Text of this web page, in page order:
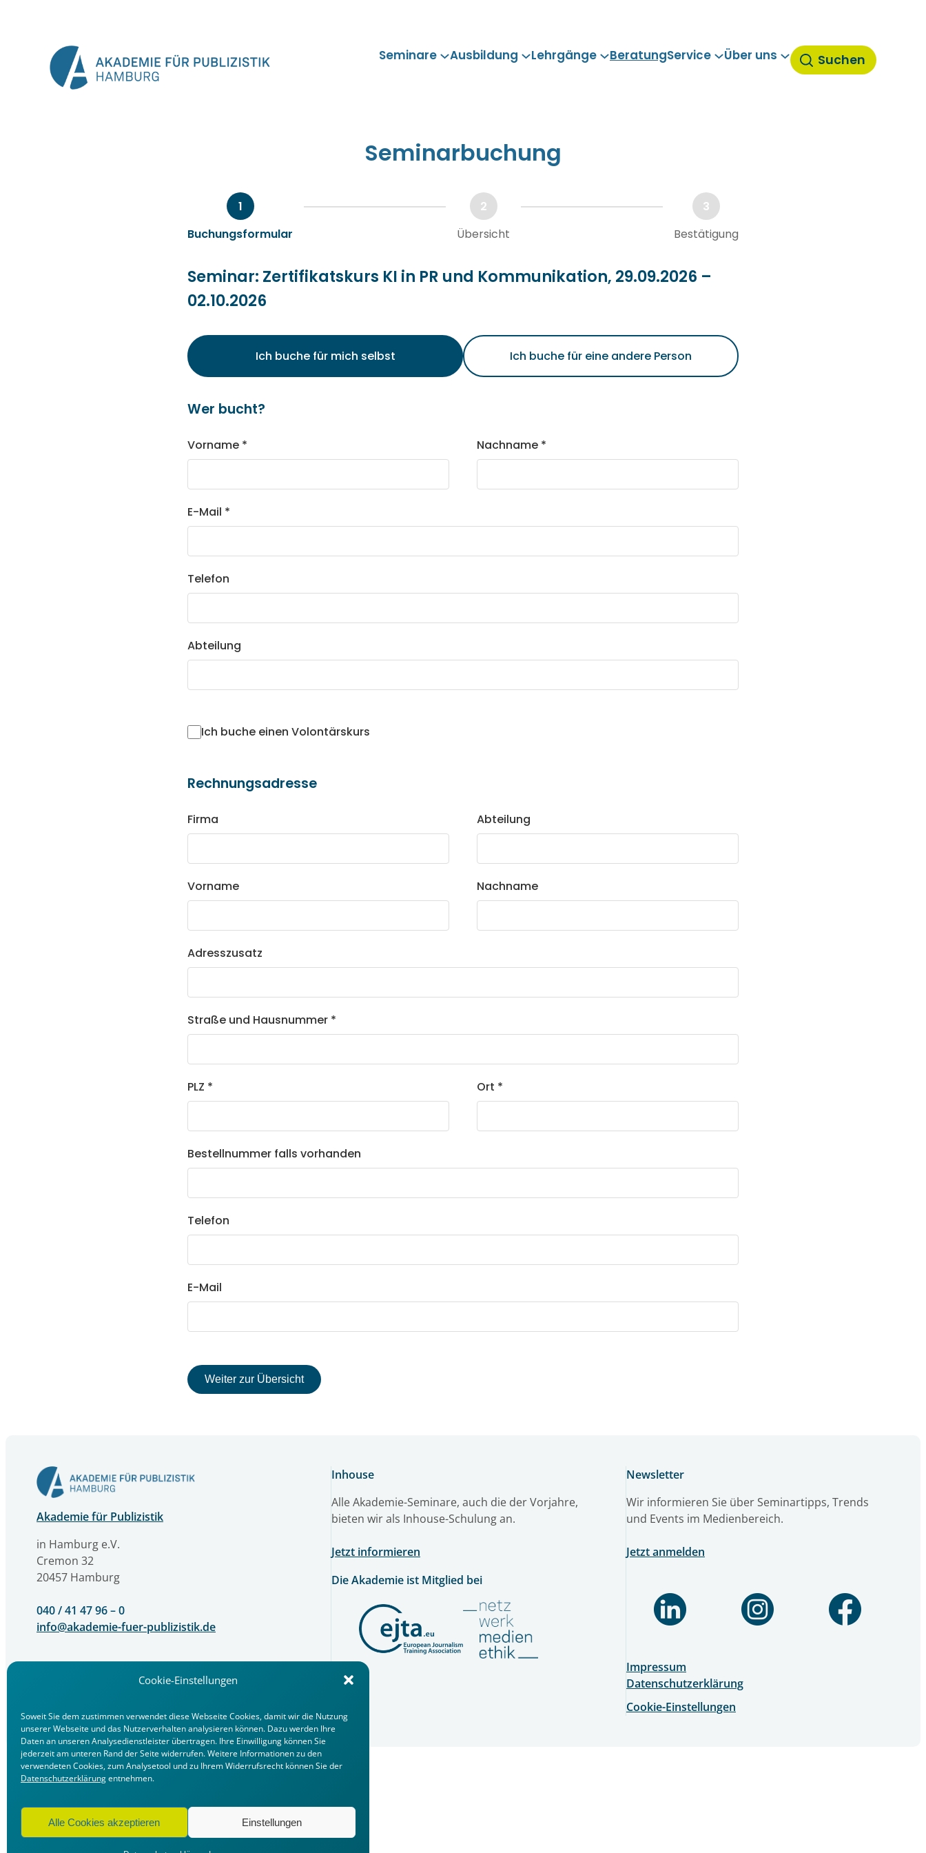
Cookie-Einstellungen
Soweit Sie dem zustimmen verwendet diese Webseite Cookies, damit wir die Nutzung
unserer Webseite und das Nutzerverhalten analysieren können. Dazu werden Ihre
Daten an unseren Analysedienstleister übertragen. Ihre Einwilligung können Sie
jederzeit am unteren Rand der Seite widerrufen. Weitere Informationen zu den
verwendeten Cookies, zum Analysetool und zu Ihrem Widerrufsrecht können Sie der
Datenschutzerklärungentnehmen.
Alle Cookies akzeptieren Einstellungen
springen
Seminare Ausbildung Lehrgänge BeratungService Über uns Suchen
Seminarbuchung
1
Buchungsformular
2
Übersicht
3
Bestätigung
Seminar: Zertifikatskurs KI in PR und Kommunikation, 29.09.2026 –
02.10.2026
Ich buche für mich selbst Ich buche für eine andere Person
Wer bucht?
Vorname * Nachname *
E-Mail *
Telefon
Abteilung
Ich buche einen Volontärskurs
Rechnungsadresse
Firma Abteilung
Vorname Nachname
Adresszusatz
Straße und Hausnummer *
PLZ * Ort *
Bestellnummer falls vorhanden
Telefon
E-Mail
Weiter zur Übersicht
Akademie für Publizistik
in Hamburg e.V.
Cremon 32
20457 Hamburg
040 / 41 47 96 – 0
info@akademie-fuer-publizistik.de
Inhouse
Alle Akademie-Seminare, auch die der Vorjahre,
bieten wir als Inhouse-Schulung an.
Jetzt informieren
Die Akademie ist Mitglied bei
Newsletter
Wir informieren Sie über Seminartipps, Trends
und Events im Medienbereich.
Jetzt anmelden
Impressum
Datenschutzerklärung
Cookie-Einstellungen